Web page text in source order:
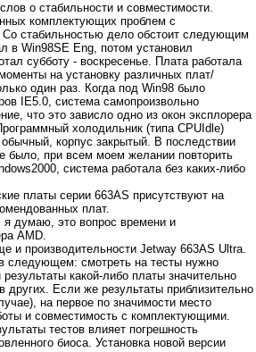
о стабильности и совместимости.
комплектующих проблем с
стабильностью дело обстоит следующим
в Win98SE Eng, потом установил
субботу - воскресенье. Плата работала
на установку различных плат/
один раз. Когда под Win98 было
IE5.0, система самопроизвольно
что это зависло одно из окон эксплорера
холодильник (типа CPUIdle)
корпус закрытый. В последствии
было, при всем моем желании повторить
система работала без каких-либо
платы серии 663AS присутствуют на
плат.
думаю, это вопрос времени и
AMD.
и производительности Jetway 663AS Ultra.
следующем: смотреть на тесты нужно
какой-либо платы значительно
других. Если же результаты приблизительно
на первое по значимости место
и совместимость с комплектующими.
тестов влияет погрешность
биоса. Установка новой версии